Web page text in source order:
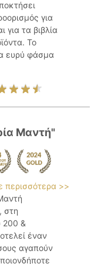
για
για τα βιβλία
Το
ευρύ φάσμα
Μαντή"
περισσότερα >>
στη
200 &
έναν
αγαπούν